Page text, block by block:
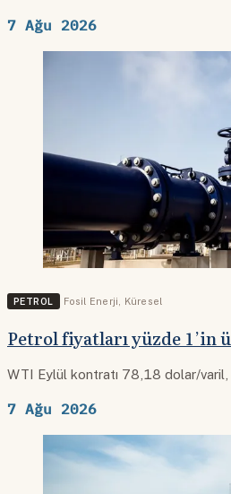
7 Ağu 2026
PETROL Fosil Enerji Küresel
Petrol fiyatları yüzde 1’in
WTI Eylül kontratı 78,18 dolar/varil,
7 Ağu 2026